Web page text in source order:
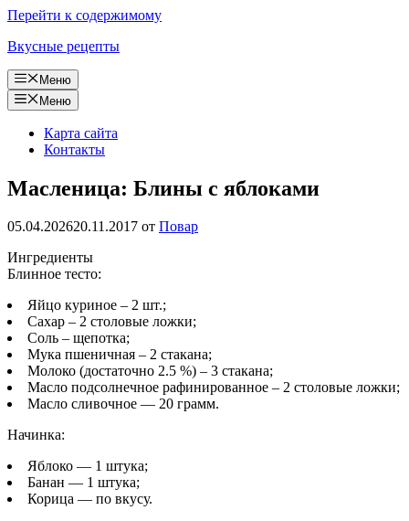
Перейти к содержимому
Вкусные рецепты
Меню
Меню
Карта сайта
Контакты
Масленица: Блины с яблоками
05.04.202620.11.2017 от Повар
Ингредиенты
Блинное тесто:
Яйцо куриное – 2 шт.;
Сахар – 2 столовые ложки;
Соль – щепотка;
Мука пшеничная – 2 стакана;
Молоко (достаточно 2.5 %) – 3 стакана;
Масло подсолнечное рафинированное – 2 столовые ложки;
Масло сливочное — 20 грамм.
Начинка:
Яблоко — 1 штука;
Банан — 1 штука;
Корица — по вкусу.